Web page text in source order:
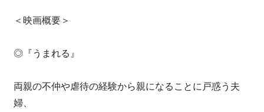
＜映画概要＞
◎『うまれる』
両親の不仲や虐待の経験から親になることに戸惑う夫
婦、